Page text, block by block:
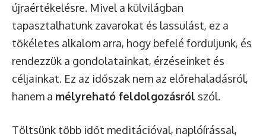
újraértékelésre. Mivel a külvilágban
tapasztalhatunk zavarokat és lassulást, ez a
tökéletes alkalom arra, hogy befelé forduljunk, és
rendezzük a gondolatainkat, érzéseinket és
céljainkat. Ez az időszak nem az előrehaladásról,
hanem a mélyreható feldolgozásról szól.
Töltsünk több időt meditációval, naplóírással,